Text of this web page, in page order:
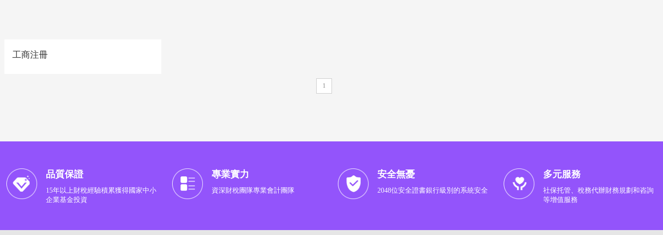
工商注冊
1
品質保證
15年以上財稅經驗積累獲得國家中小
企業基金投資
專業實力
資深財稅團隊專業會計團隊
安全無憂
2048位安全證書銀行級別的系統安全
多元服務
社保托管、稅務代辦財務規劃和咨詢
等增值服務